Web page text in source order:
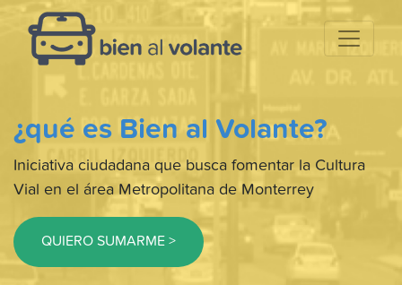
¿qué es Bien al Volante?
Iniciativa ciudadana que busca fomentar la Cultura
Vial en el área Metropolitana de Monterrey
QUIERO SUMARME >